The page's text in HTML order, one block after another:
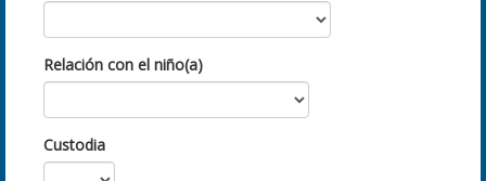
Relación con el niño(a)
Custodia